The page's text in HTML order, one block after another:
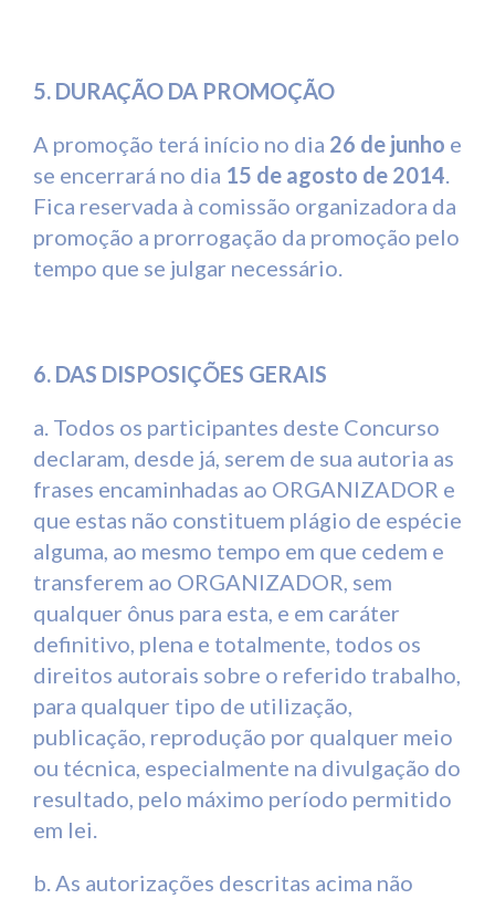
5. DURAÇÃO DA PROMOÇÃO
A promoção terá início no dia 26 de junho e
se encerrará no dia 15 de agosto de 2014.
Fica reservada à comissão organizadora da
promoção a prorrogação da promoção pelo
tempo que se julgar necessário.
6. DAS DISPOSIÇÕES GERAIS
a. Todos os participantes deste Concurso
declaram, desde já, serem de sua autoria as
frases encaminhadas ao ORGANIZADOR e
que estas não constituem plágio de espécie
alguma, ao mesmo tempo em que cedem e
transferem ao ORGANIZADOR, sem
qualquer ônus para esta, e em caráter
definitivo, plena e totalmente, todos os
direitos autorais sobre o referido trabalho,
para qualquer tipo de utilização,
publicação, reprodução por qualquer meio
ou técnica, especialmente na divulgação do
resultado, pelo máximo período permitido
em lei.
b. As autorizações descritas acima não